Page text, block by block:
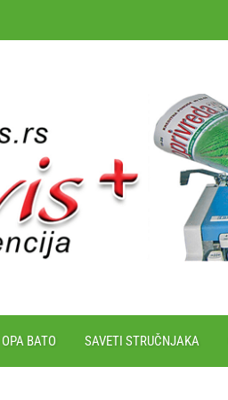
OPA BATO SAVETI STRUČNJAKA